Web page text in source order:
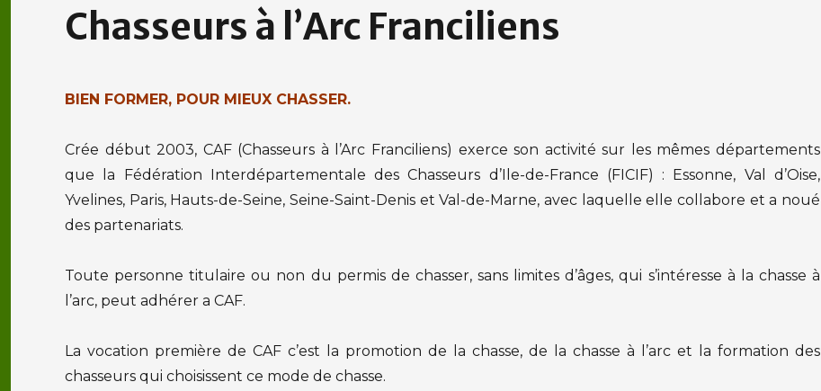
Chasseurs à l’Arc Franciliens
BIEN FORMER, POUR MIEUX CHASSER.
Crée début 2003, CAF (Chasseurs à l’Arc Franciliens) exerce son activité sur les mêmes départements
que la Fédération Interdépartementale des Chasseurs d’Ile-de-France (FICIF) : Essonne, Val d’Oise,
Yvelines, Paris, Hauts-de-Seine, Seine-Saint-Denis et Val-de-Marne, avec laquelle elle collabore et a noué
des partenariats.
Toute personne titulaire ou non du permis de chasser, sans limites d’âges, qui s’intéresse à la chasse à
l’arc, peut adhérer a CAF.
La vocation première de CAF c’est la promotion de la chasse, de la chasse à l’arc et la formation des
chasseurs qui choisissent ce mode de chasse.